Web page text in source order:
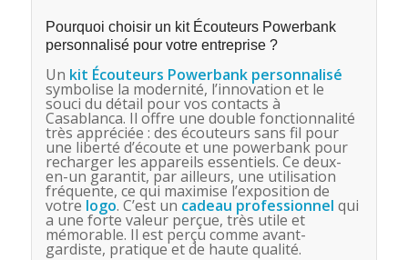
Pourquoi choisir un kit Écouteurs Powerbank
personnalisé pour votre entreprise ?
Un kit Écouteurs Powerbank personnalisé
symbolise la modernité, l’innovation et le
souci du détail pour vos contacts à
Casablanca. Il offre une double fonctionnalité
très appréciée : des écouteurs sans fil pour
une liberté d’écoute et une powerbank pour
recharger les appareils essentiels. Ce deux-
en-un garantit, par ailleurs, une utilisation
fréquente, ce qui maximise l’exposition de
votre logo. C’est un cadeau professionnel qui
a une forte valeur perçue, très utile et
mémorable. Il est perçu comme avant-
gardiste, pratique et de haute qualité.